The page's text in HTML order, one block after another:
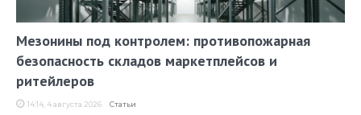
Мезонины под контролем: противопожарная
безопасность складов маркетплейсов и
ритейлеров
14:14, 4 августа 2026 Статьи